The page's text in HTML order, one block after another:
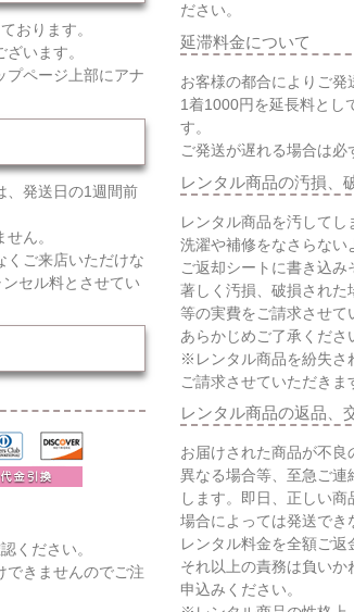
おります。
います。
ページ上部にアナ
、発送日の1週間前
ん。
くご来店いただけな
セル料とさせてい
ください。
きませんのでご注
ださい。
延滞料金について
お客様の都合によりご発
1着1000円を延長料とし
す。
ご発送が遅れる場合は必
レンタル商品の汚損、
レンタル商品を汚して
洗濯や補修をなさらない
ご返却シートに書き込み
著しく汚損、破損された
等の実費をご請求させて
あらかじめご了承くださ
※レンタル商品を紛失さ
ご請求させていただきま
レンタル商品の返品、
お届けされた商品が不良
異なる場合等、至急ご連
します。即日、正しい商
場合によっては発送でき
レンタル料金を全額ご返
それ以上の責務は負い
申込みください。